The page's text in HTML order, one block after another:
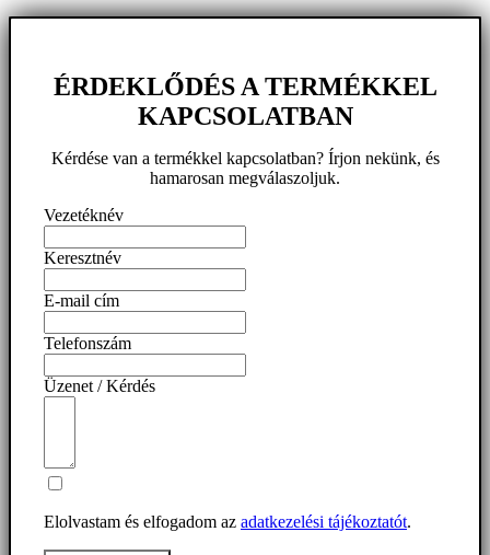
ÉRDEKLŐDÉS A TERMÉKKEL
KAPCSOLATBAN
Kérdése van a termékkel kapcsolatban? Írjon nekünk, és
hamarosan megválaszoljuk.
Vezetéknév
Keresztnév
E-mail cím
Telefonszám
Üzenet / Kérdés
Elolvastam és elfogadom az adatkezelési tájékoztatót.